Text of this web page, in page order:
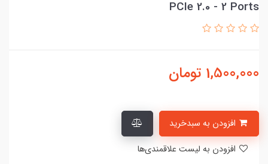
PCIe 2.0 - 2 Ports
1,500,000 تومان